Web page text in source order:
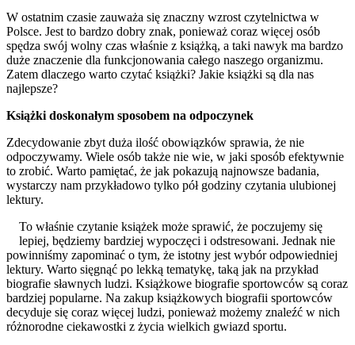
W ostatnim czasie zauważa się znaczny wzrost czytelnictwa w
Polsce. Jest to bardzo dobry znak, ponieważ coraz więcej osób
spędza swój wolny czas właśnie z książką, a taki nawyk ma bardzo
duże znaczenie dla funkcjonowania całego naszego organizmu.
Zatem dlaczego warto czytać książki? Jakie książki są dla nas
najlepsze?
Książki doskonałym sposobem na odpoczynek
Zdecydowanie zbyt duża ilość obowiązków sprawia, że nie
odpoczywamy. Wiele osób także nie wie, w jaki sposób efektywnie
to zrobić. Warto pamiętać, że jak pokazują najnowsze badania,
wystarczy nam przykładowo tylko pół godziny czytania ulubionej
lektury.
To właśnie czytanie książek może sprawić, że poczujemy się
lepiej, będziemy bardziej wypoczęci i odstresowani. Jednak nie
powinniśmy zapominać o tym, że istotny jest wybór odpowiedniej
lektury. Warto sięgnąć po lekką tematykę, taką jak na przykład
biografie sławnych ludzi. Książkowe biografie sportowców są coraz
bardziej popularne. Na zakup książkowych biografii sportowców
decyduje się coraz więcej ludzi, ponieważ możemy znaleźć w nich
różnorodne ciekawostki z życia wielkich gwiazd sportu.